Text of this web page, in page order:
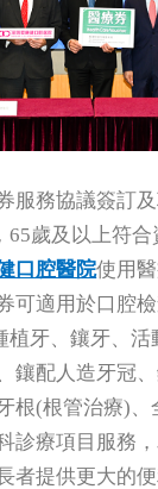
務協議簽訂及
65歲及以上符
口腔醫院使用
可適用於口腔
牙、鑲牙、活
鑲配人造牙冠
根(根管治療)、
診療項目服務
者提供更大的